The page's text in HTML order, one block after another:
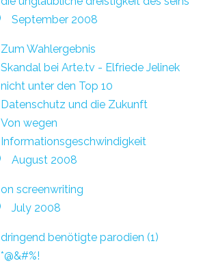
September 2008
Zum Wahlergebnis
Skandal bei Arte.tv - Elfriede Jelinek
nicht unter den Top 10
Datenschutz und die Zukunft
Von wegen
Informationsgeschwindigkeit
August 2008
on screenwriting
July 2008
dringend benötigte parodien (1)
*@&#%!